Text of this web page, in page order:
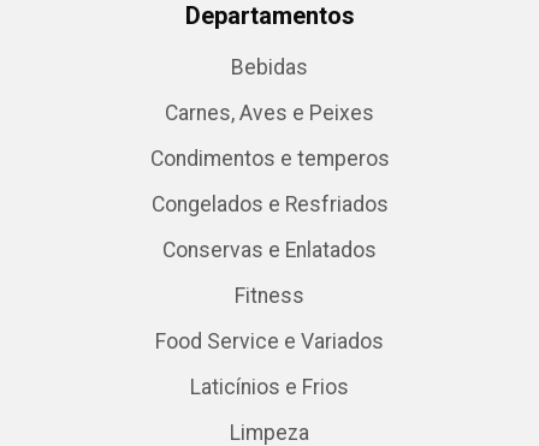
Departamentos
Bebidas
Carnes, Aves e Peixes
Condimentos e temperos
Congelados e Resfriados
Conservas e Enlatados
Fitness
Food Service e Variados
Laticínios e Frios
Limpeza